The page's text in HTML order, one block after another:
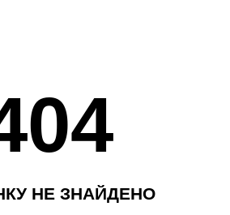
КУ НЕ ЗНАЙДЕНО